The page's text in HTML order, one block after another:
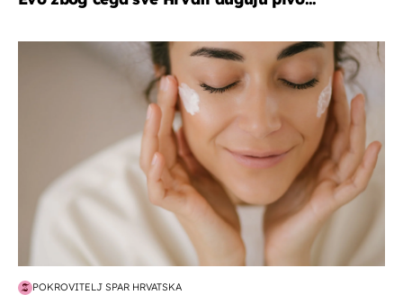
moda & ljepota
POKROVITELJ SPAR HRVATSKA